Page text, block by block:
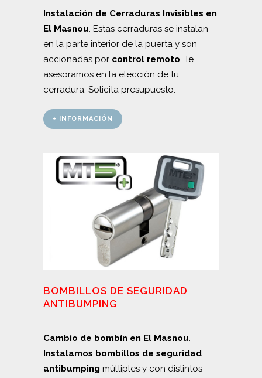
Instalación de Cerraduras Invisibles en
El Masnou. Estas cerraduras se instalan
en la parte interior de la puerta y son
accionadas por control remoto. Te
asesoramos en la elección de tu
cerradura. Solicita presupuesto.
+ INFORMACIÓN
BOMBILLOS DE SEGURIDAD
ANTIBUMPING
Cambio de bombín en El Masnou.
Instalamos bombillos de seguridad
antibumping múltiples y con distintos